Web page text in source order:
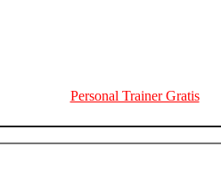
Personal Trainer Gratis